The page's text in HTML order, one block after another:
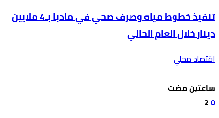
تنفيذ خطوط مياه وصرف صحي في مادبا بـ4 ملايين
دينار خلال العام الحالي
اقتصاد محلي
‫‫‫‏‫ساعتين مضت‬
0
2